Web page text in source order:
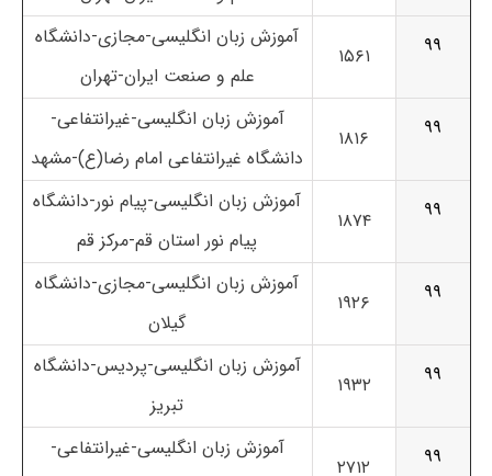
۹۹
۱۵۶۱
آموزش زبان انگلیسی-مجازی-دانشگاه
علم و صنعت ایران-تهران
۹۹
۱۸۱۶
آموزش زبان انگلیسی-غیرانتفاعی-
دانشگاه غیرانتفاعی امام رضا(ع)-مشهد
۹۹
۱۸۷۴
آموزش زبان انگلیسی-پیام نور-دانشگاه
پیام نور استان قم-مرکز قم
۹۹
۱۹۲۶
آموزش زبان انگلیسی-مجازی-دانشگاه
گیلان
۹۹
۱۹۳۲
آموزش زبان انگلیسی-پردیس-دانشگاه
تبریز
۹۹
۲۷۱۲
آموزش زبان انگلیسی-غیرانتفاعی-